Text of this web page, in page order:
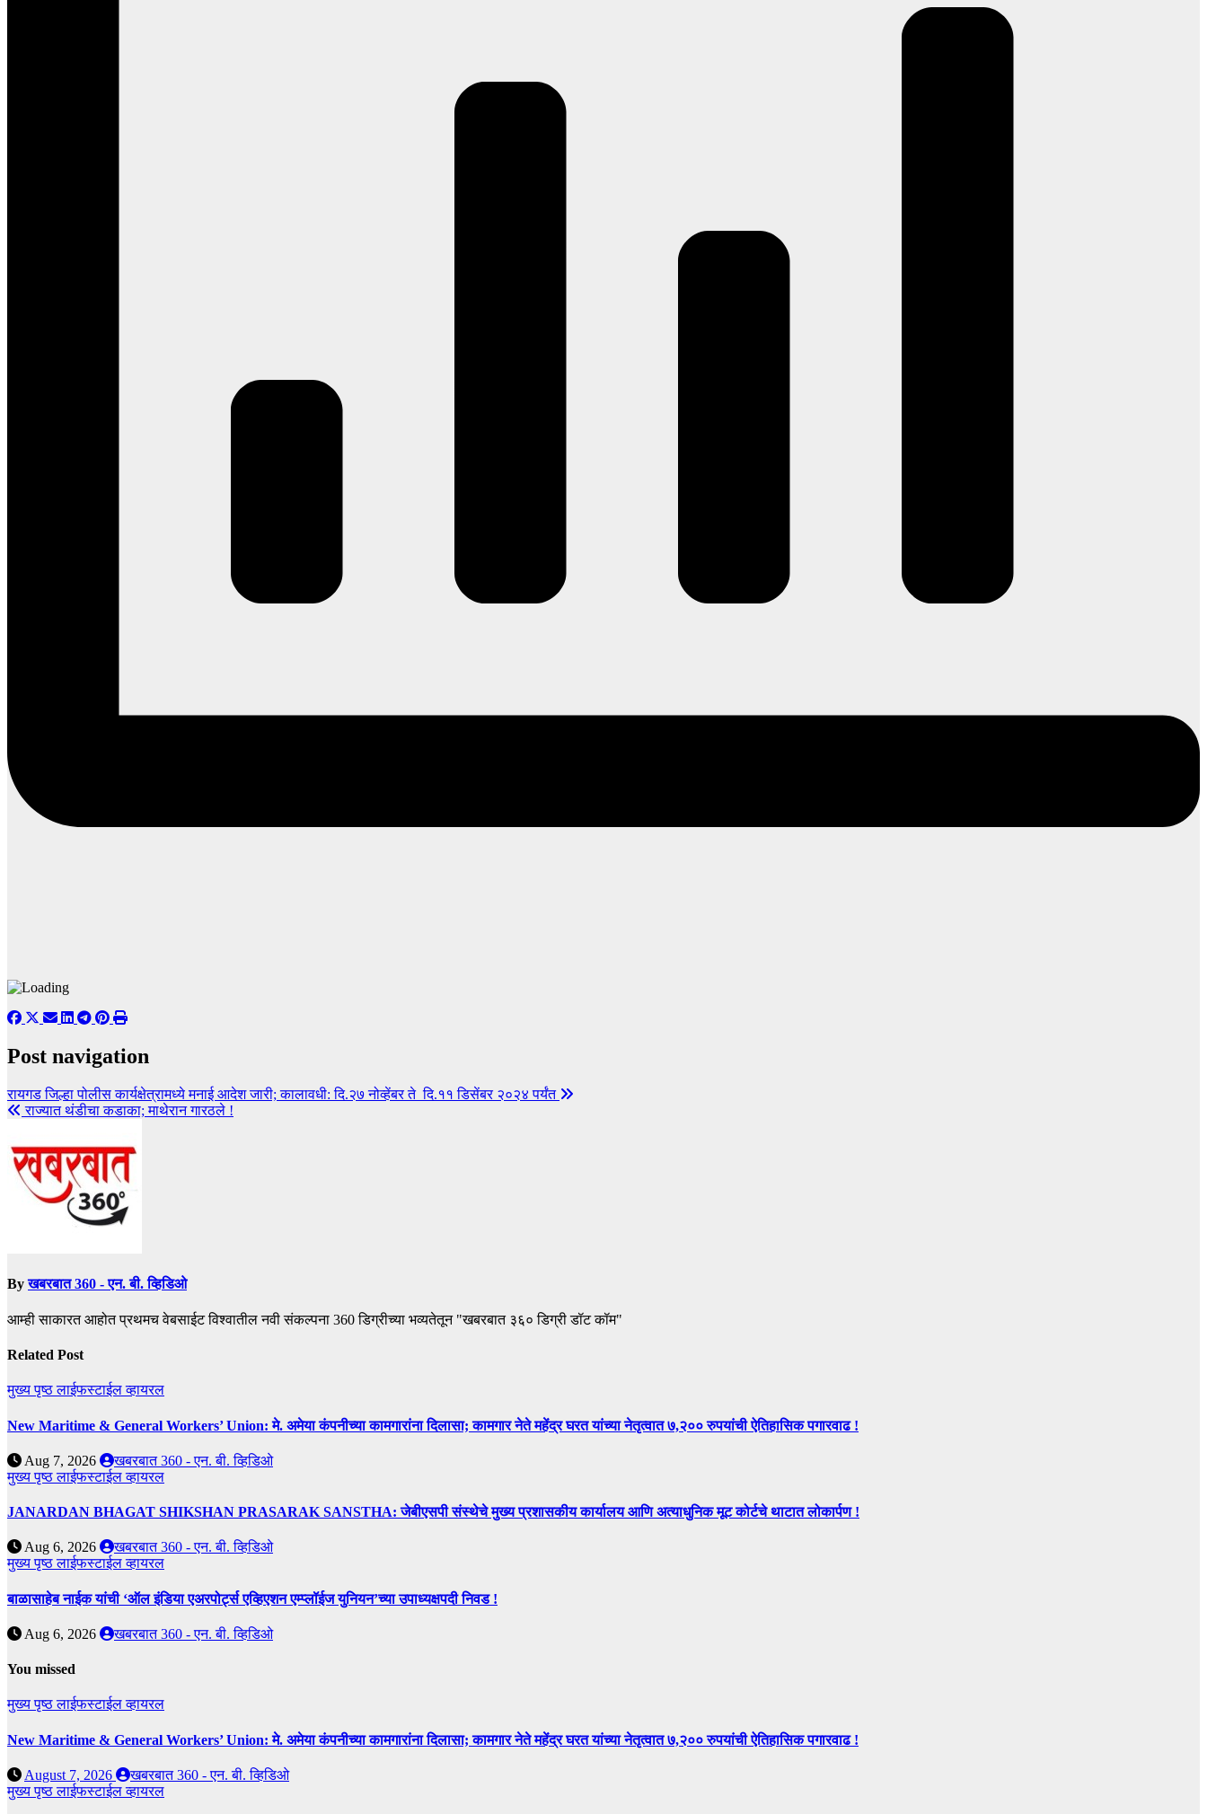
Post navigation
रायगड जिल्हा पोलीस कार्यक्षेत्रामध्ये मनाई आदेश जारी; कालावधी: दि.२७ नोव्हेंबर ते दि.११ डिसेंबर २०२४ पर्यंत
राज्यात थंडीचा कडाका; माथेरान गारठले !
Byखबरबात 360 - एन. बी. व्हिडिओ
आम्ही साकारत आहोत प्रथमच वेबसाईट विश्वातील नवी संकल्पना 360 डिग्रीच्या भव्यतेतून "खबरबात ३६० डिग्री डॉट कॉम"
Related Post
मुख्य पृष्ठलाईफस्टाईलव्हायरल
New Maritime & General Workers’ Union: मे. अमेया कंपनीच्या कामगारांना दिलासा; कामगार नेते महेंद्र घरत यांच्या नेतृत्वात ७,२०० रुपयांची ऐतिहासिक पगारवाढ !
Aug 7, 2026
खबरबात 360 - एन. बी. व्हिडिओ
मुख्य पृष्ठलाईफस्टाईलव्हायरल
JANARDAN BHAGAT SHIKSHAN PRASARAK SANSTHA: जेबीएसपी संस्थेचे मुख्य प्रशासकीय कार्यालय आणि अत्याधुनिक मूट कोर्टचे थाटात लोकार्पण !
Aug 6, 2026
खबरबात 360 - एन. बी. व्हिडिओ
मुख्य पृष्ठलाईफस्टाईलव्हायरल
बाळासाहेब नाईक यांची ‘ऑल इंडिया एअरपोर्ट्स एव्हिएशन एम्प्लॉईज युनियन’च्या उपाध्यक्षपदी निवड !
Aug 6, 2026 खबरबात 360 - एन. बी. व्हिडिओ
You missed
मुख्य पृष्ठलाईफस्टाईलव्हायरल
New Maritime & General Workers’ Union: मे. अमेया कंपनीच्या कामगारांना दिलासा; कामगार नेते महेंद्र घरत यांच्या नेतृत्वात ७,२०० रुपयांची ऐतिहासिक पगारवाढ !
August 7, 2026
खबरबात 360 - एन. बी. व्हिडिओ
मुख्य पृष्ठलाईफस्टाईलव्हायरल